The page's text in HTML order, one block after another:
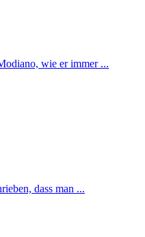
wie er immer ...
dass man ...